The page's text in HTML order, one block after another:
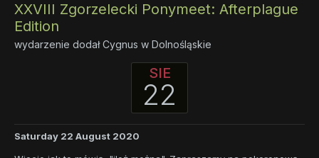
XXVIII Zgorzelecki Ponymeet: Afterplague
Edition
wydarzenie dodałCygnus w Dolnośląskie
SIE
22
Saturday 22 August 2020